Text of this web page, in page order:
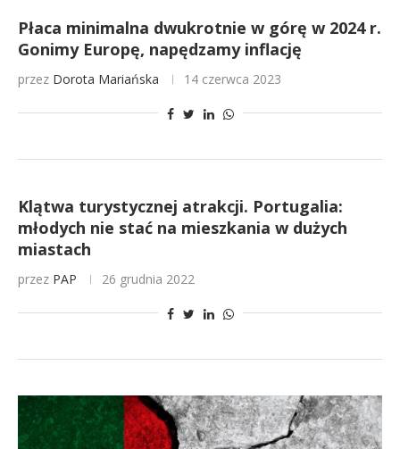
Płaca minimalna dwukrotnie w górę w 2024 r.
Gonimy Europę, napędzamy inflację
przez Dorota Mariańska 14 czerwca 2023
Klątwa turystycznej atrakcji. Portugalia:
młodych nie stać na mieszkania w dużych
miastach
przez PAP 26 grudnia 2022